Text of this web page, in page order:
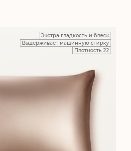
Экстра гладкость и блеск
Выдерживает машинную стирку
Плотность 22